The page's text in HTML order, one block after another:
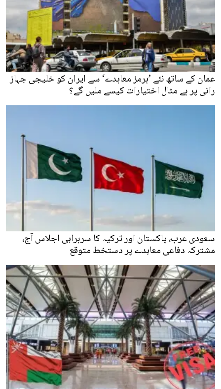
عمان کے ساتھ نئے ’ہرمز معاہدے‘ سے ایران کو خلیجی جہاز
رانی پر بے مثال اختیارات کیسے ملیں گے؟
سعودی عرب، پاکستان اور ترکیہ کا سربراہی اجلاس آج،
مشترکہ دفاعی معاہدے پر دستخط متوقع